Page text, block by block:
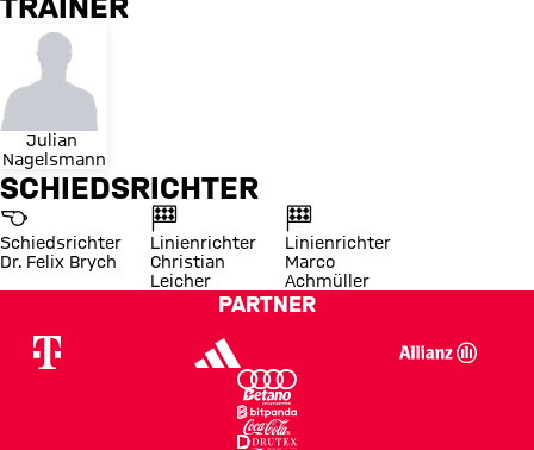
Julian
Nagelsmann
SCHIEDSRICHTER
Schiedsrichter
Dr. Felix Brych
Linienrichter
Christian
Leicher
Linienrichter
Marco
Achmüller
PARTNER